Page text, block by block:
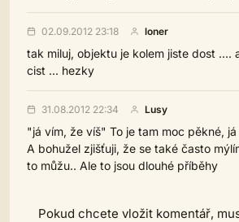
02.09.2012 23:18 loner
tak miluj, objektu je kolem jiste dost ....
cist ... hezky
31.08.2012 22:34 Lusy
"já vím, že víš" To je tam moc pěkné,
A bohužel zjišťuji, že se také často
to můžu.. Ale to jsou dlouhé příběhy
Pokud chcete vložit komentář,